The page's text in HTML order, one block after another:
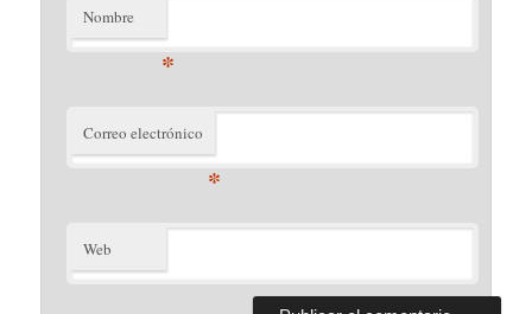
Nombre
*
Correo electrónico
*
Web